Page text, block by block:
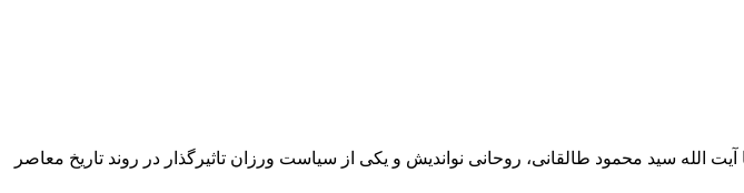
الله سید محمود طالقانی، روحانی نواندیش و یکی از سیاست ورزان تاثیرگذار در روند تاریخ معاصر